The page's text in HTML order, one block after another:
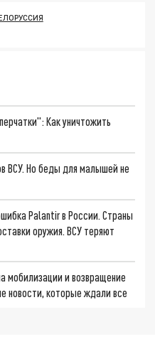
Как уничтожить
ВСУ. Но беды для малышей не
Palantir в России. Страны
оружия. ВСУ теряют
мобилизации и возвращение
новости, которые ждали все